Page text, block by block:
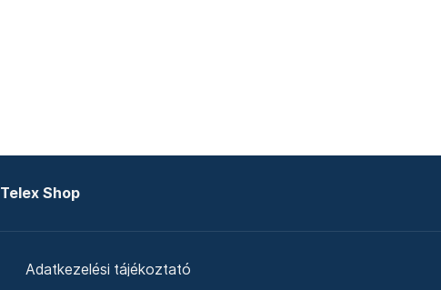
Telex Shop
Adatkezelési tájékoztató